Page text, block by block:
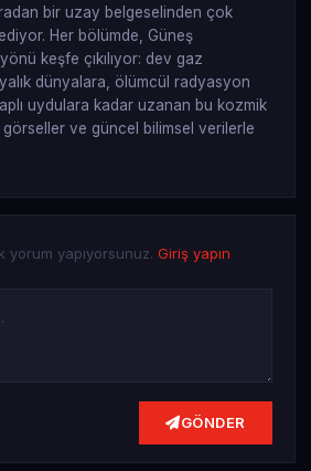
bir uzay belgeselinden çok
Her bölümde, Güneş
keşfe çıkılıyor: dev gaz
dünyalara, ölümcül radyasyon
uydulara kadar uzanan bu kozmik
ve güncel bilimsel verilerle
yorum yapıyorsunuz. Giriş yapın
GÖNDER